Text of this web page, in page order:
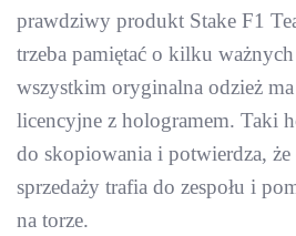
prawdziwy produkt Stake F1
trzeba pamiętać o kilku
wszystkim oryginalna odzież
licencyjne z hologramem. Taki
do skopiowania i potwierdza, że
sprzedaży trafia do zespołu i
na torze.